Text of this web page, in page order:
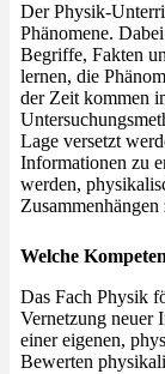
Der Physik-
Phänomene.
Begriffe, Fakten
lernen, die
der Zeit kommen
Lage versetzt
Informationen zu
werden,
Welche
Das Fach Physik
Vernetzung neuer
einer eigenen,
Bewerten